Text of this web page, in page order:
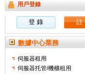
用戶登錄
數據中心業務
伺服器租用
伺服器托管/機櫃租用